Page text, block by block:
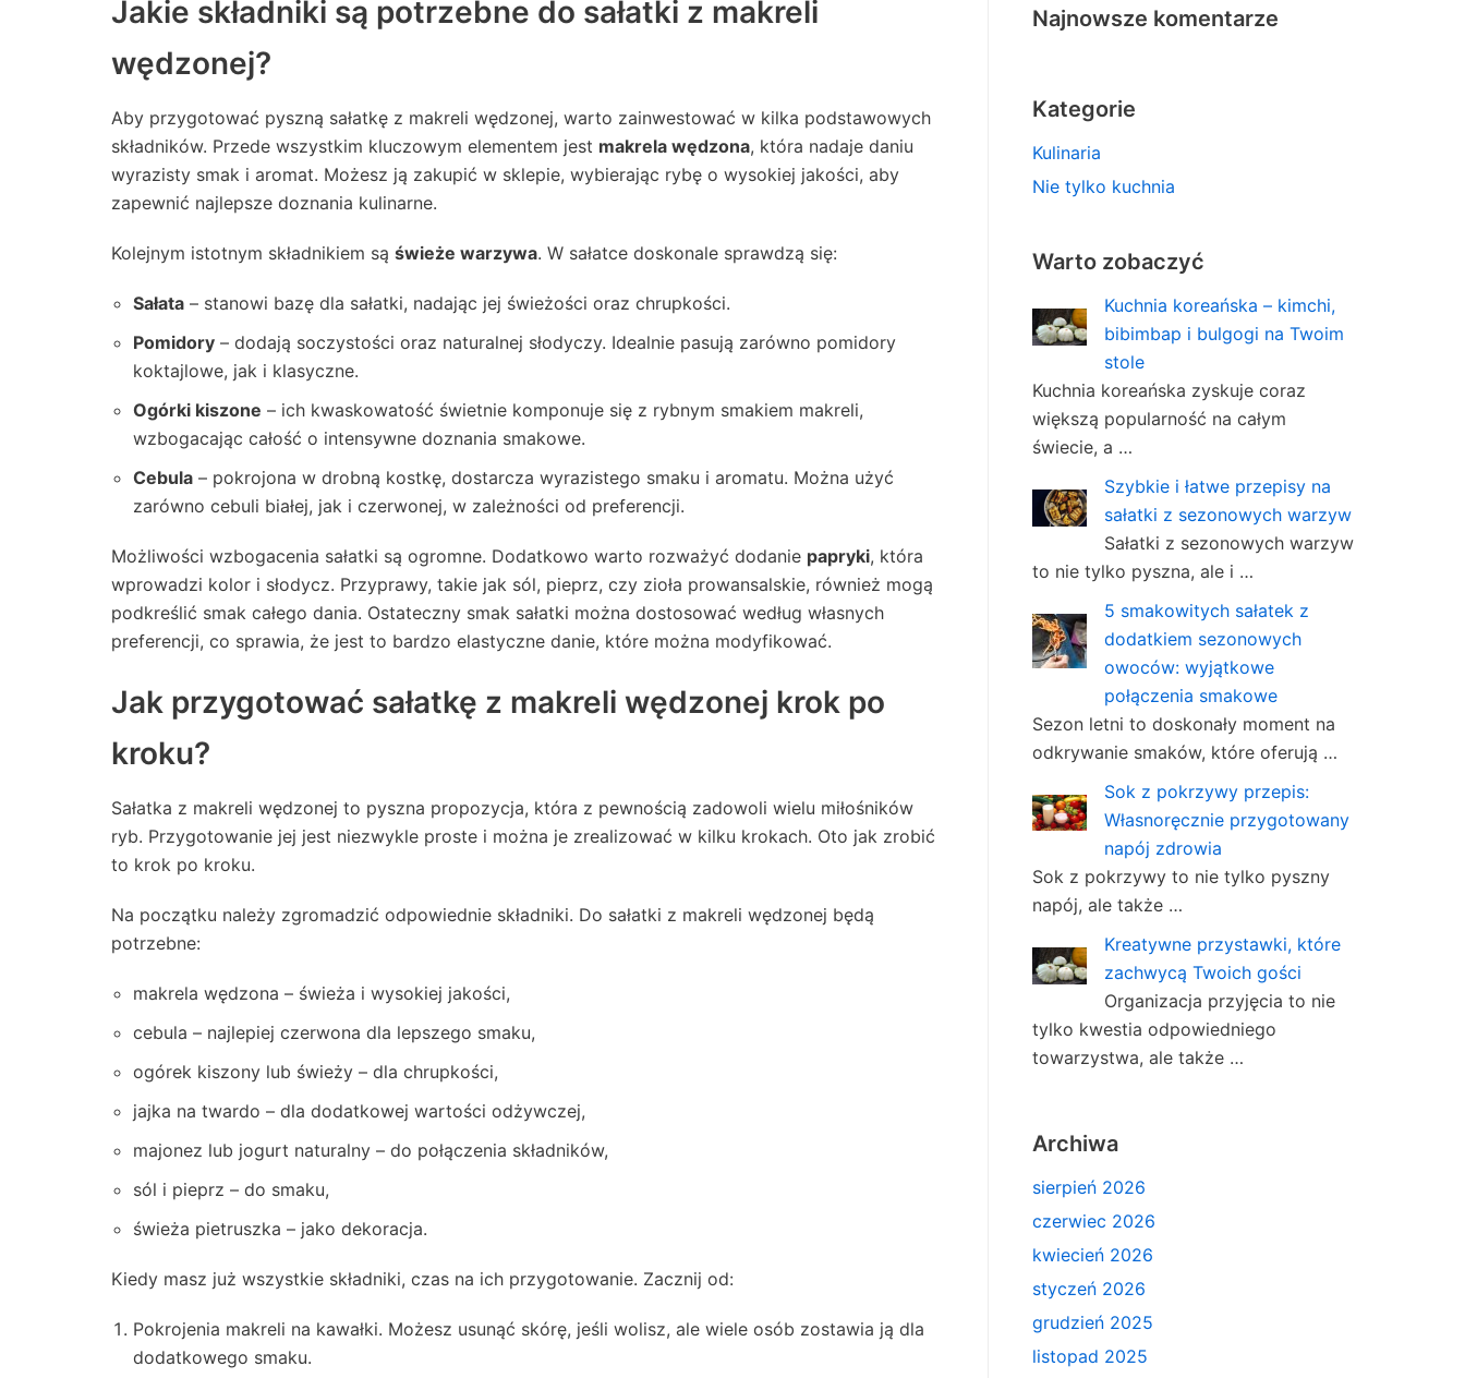
Jakie składniki są potrzebne do sałatki z makreli
wędzonej?
Aby przygotować pyszną sałatkę z makreli wędzonej, warto zainwestować w kilka podstawowych
składników. Przede wszystkim kluczowym elementem jest makrela wędzona, która nadaje daniu
wyrazisty smak i aromat. Możesz ją zakupić w sklepie, wybierając rybę o wysokiej jakości, aby
zapewnić najlepsze doznania kulinarne.
Kolejnym istotnym składnikiem są świeże warzywa. W sałatce doskonale sprawdzą się:
Sałata – stanowi bazę dla sałatki, nadając jej świeżości oraz chrupkości.
Pomidory – dodają soczystości oraz naturalnej słodyczy. Idealnie pasują zarówno pomidory
koktajlowe, jak i klasyczne.
Ogórki kiszone – ich kwaskowatość świetnie komponuje się z rybnym smakiem makreli,
wzbogacając całość o intensywne doznania smakowe.
Cebula – pokrojona w drobną kostkę, dostarcza wyrazistego smaku i aromatu. Można użyć
zarówno cebuli białej, jak i czerwonej, w zależności od preferencji.
Możliwości wzbogacenia sałatki są ogromne. Dodatkowo warto rozważyć dodanie papryki, która
wprowadzi kolor i słodycz. Przyprawy, takie jak sól, pieprz, czy zioła prowansalskie, również mogą
podkreślić smak całego dania. Ostateczny smak sałatki można dostosować według własnych
preferencji, co sprawia, że jest to bardzo elastyczne danie, które można modyfikować.
Jak przygotować sałatkę z makreli wędzonej krok po
kroku?
Sałatka z makreli wędzonej to pyszna propozycja, która z pewnością zadowoli wielu miłośników
ryb. Przygotowanie jej jest niezwykle proste i można je zrealizować w kilku krokach. Oto jak zrobić
to krok po kroku.
Na początku należy zgromadzić odpowiednie składniki. Do sałatki z makreli wędzonej będą
potrzebne:
makrela wędzona – świeża i wysokiej jakości,
cebula – najlepiej czerwona dla lepszego smaku,
ogórek kiszony lub świeży – dla chrupkości,
jajka na twardo – dla dodatkowej wartości odżywczej,
majonez lub jogurt naturalny – do połączenia składników,
sól i pieprz – do smaku,
świeża pietruszka – jako dekoracja.
Kiedy masz już wszystkie składniki, czas na ich przygotowanie. Zacznij od:
Pokrojenia makreli na kawałki. Możesz usunąć skórę, jeśli wolisz, ale wiele osób zostawia ją dla
dodatkowego smaku.
Najnowsze komentarze
Kategorie
Kulinaria
Nie tylko kuchnia
Warto zobaczyć
Kuchnia koreańska – kimchi,
bibimbap i bulgogi na Twoim
stole
Kuchnia koreańska zyskuje coraz
większą popularność na całym
świecie, a …
Szybkie i łatwe przepisy na
sałatki z sezonowych warzyw
Sałatki z sezonowych warzyw
to nie tylko pyszna, ale i …
5 smakowitych sałatek z
dodatkiem sezonowych
owoców: wyjątkowe
połączenia smakowe
Sezon letni to doskonały moment na
odkrywanie smaków, które oferują …
Sok z pokrzywy przepis:
Własnoręcznie przygotowany
napój zdrowia
Sok z pokrzywy to nie tylko pyszny
napój, ale także …
Kreatywne przystawki, które
zachwycą Twoich gości
Organizacja przyjęcia to nie
tylko kwestia odpowiedniego
towarzystwa, ale także …
Archiwa
sierpień 2026
czerwiec 2026
kwiecień 2026
styczeń 2026
grudzień 2025
listopad 2025